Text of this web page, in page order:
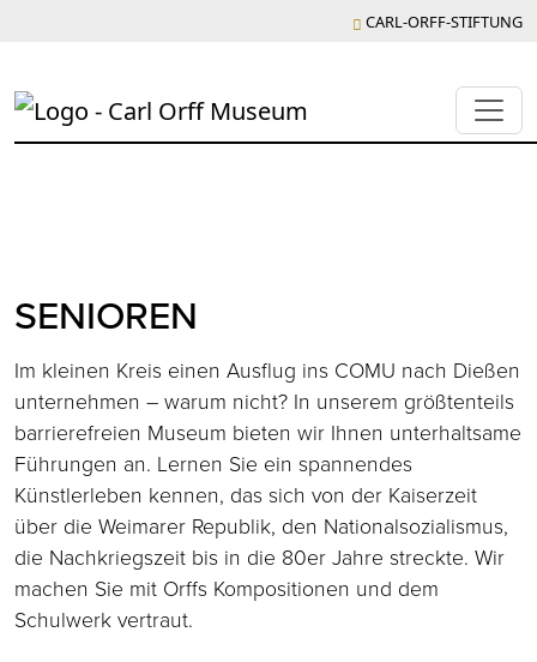
CARL-ORFF-STIFTUNG
SENIOREN
Im kleinen Kreis einen Ausflug ins COMU nach Dießen
unternehmen – warum nicht? In unserem größtenteils
barrierefreien Museum bieten wir Ihnen unterhaltsame
Führungen an. Lernen Sie ein spannendes
Künstlerleben kennen, das sich von der Kaiserzeit
über die Weimarer Republik, den Nationalsozialismus,
die Nachkriegszeit bis in die 80er Jahre streckte. Wir
machen Sie mit Orffs Kompositionen und dem
Schulwerk vertraut.